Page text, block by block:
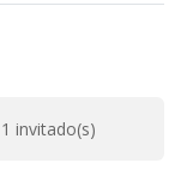
1 invitado(s)